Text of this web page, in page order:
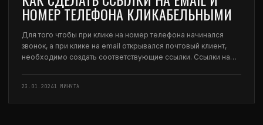
НОМЕР ТЕЛЕФОНА КЛИКАБЕЛЬНЫМИ
Для того чтобы при клике на номер телефона начинался
звонок, а при клике на email открывался почтовый клиент,
необходимо создать соответствующие ссылки. Ссылки на
(без…
23.01.20241 МИНУТА